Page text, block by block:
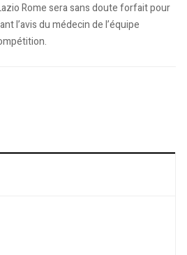
Rome sera sans doute forfait pour
l’avis du médecin de l’équipe
:«Nous avons eu beaucoup de réussite»
: Ousserir pour suppléer Gaouaoui